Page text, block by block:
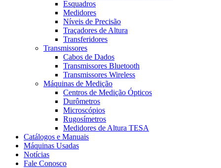
Esquadros
Medidores
Níveis de Precisão
Traçadores de Altura
Transferidores
Transmissores
Cabos de Dados
Transmissores Bluetooth
Transmissores Wireless
Máquinas de Medição
Centros de Medição Ópticos
Durômetros
Microscópios
Rugosímetros
Medidores de Altura TESA
Catálogos e Manuais
Máquinas Usadas
Notícias
Fale Conosco